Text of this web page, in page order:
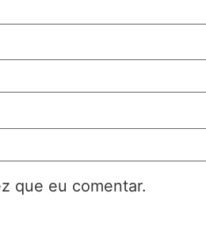
que eu comentar.